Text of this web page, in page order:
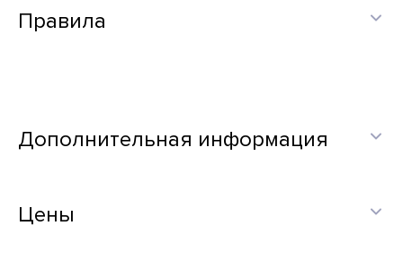
Правила
Дополнительная информация
Цены